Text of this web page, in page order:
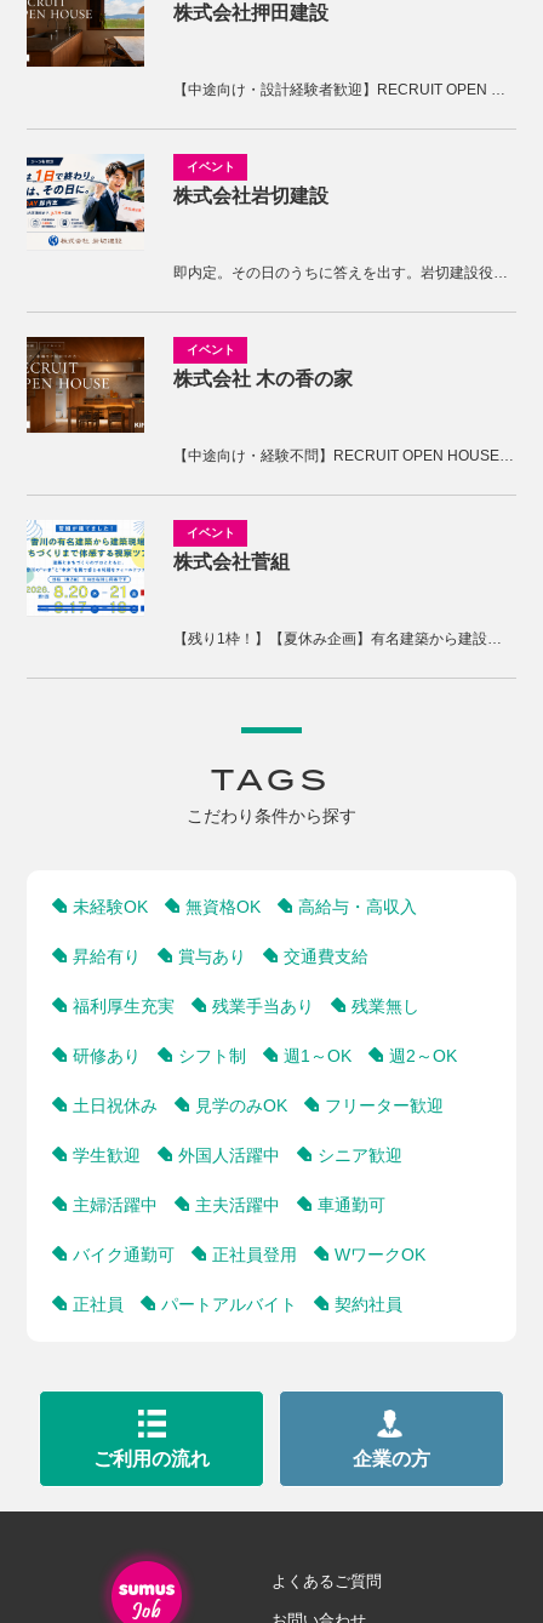
株式会社押田建設
株式会社岩切建設
株式会社 木の香の家
株式会社菅組
TAGS
こだわり条件から探す
未経験OK 無資格OK 高給与・高収入
昇給有り 賞与あり 交通費支給
福利厚生充実 残業手当あり 残業無し
研修あり シフト制 週1～OK 週2～OK
土日祝休み 見学のみOK フリーター歓迎
学生歓迎 外国人活躍中 シニア歓迎
主婦活躍中 主夫活躍中 車通勤可
バイク通勤可 正社員登用 WワークOK
正社員 パートアルバイト 契約社員
ご利用の流れ 企業の方
よくあるご質問